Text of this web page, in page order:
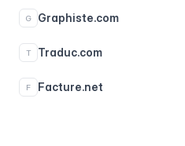
G Graphiste.com
T Traduc.com
F Facture.net